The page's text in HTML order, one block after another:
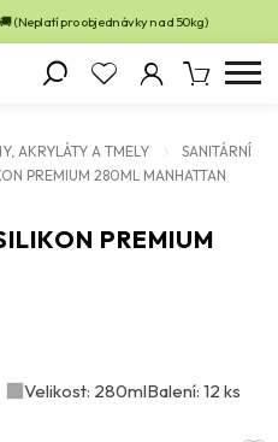
(Neplatí pro objednávky nad 50kg)
AKRYLÁTY A TMELY
SANITÁRNÍ
PREMIUM 280ML MANHATTAN
PREMIUM
Velikost: 280mlBalení: 12 ks